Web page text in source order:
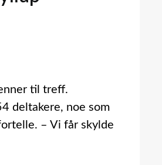
til treff.
deltakere, noe som
– Vi får skylde